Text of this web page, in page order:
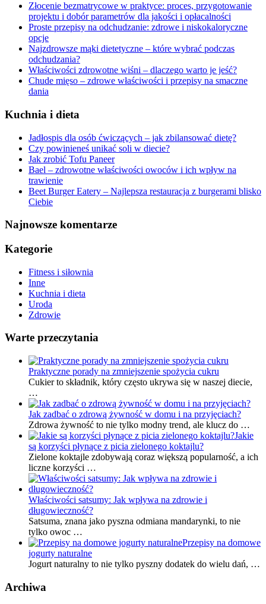
Złocenie bezmatrycowe w praktyce: proces, przygotowanie
projektu i dobór parametrów dla jakości i opłacalności
Proste przepisy na odchudzanie: zdrowe i niskokaloryczne
opcje
Najzdrowsze mąki dietetyczne – które wybrać podczas
odchudzania?
Właściwości zdrowotne wiśni – dlaczego warto je jeść?
Chude mięso – zdrowe właściwości i przepisy na smaczne
dania
Kuchnia i dieta
Jadłospis dla osób ćwiczących – jak zbilansować dietę?
Czy powinieneś unikać soli w diecie?
Jak zrobić Tofu Paneer
Bael – zdrowotne właściwości owoców i ich wpływ na
trawienie
Beet Burger Eatery – Najlepsza restauracja z burgerami blisko
Ciebie
Najnowsze komentarze
Kategorie
Fitness i siłownia
Inne
Kuchnia i dieta
Uroda
Zdrowie
Warte przeczytania
Praktyczne porady na zmniejszenie spożycia cukru
Cukier to składnik, który często ukrywa się w naszej diecie,
…
Jak zadbać o zdrową żywność w domu i na przyjęciach?
Zdrowa żywność to nie tylko modny trend, ale klucz do …
Jakie
są korzyści płynące z picia zielonego koktajlu?
Zielone koktajle zdobywają coraz większą popularność, a ich
liczne korzyści …
Właściwości satsumy: Jak wpływa na zdrowie i
długowieczność?
Satsuma, znana jako pyszna odmiana mandarynki, to nie
tylko owoc …
Przepisy na domowe
jogurty naturalne
Jogurt naturalny to nie tylko pyszny dodatek do wielu dań, …
Archiwa